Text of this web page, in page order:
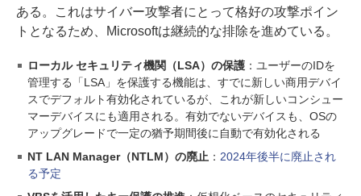
ある。これはサイバー攻撃者にとって格好の攻撃ポイン
トとなるため、Microsoftは継続的な排除を進めている。
ローカル セキュリティ機関（LSA）の保護：ユーザーのIDを
管理する「LSA」を保護する機能は、すでに新しい商用デバイ
スでデフォルト有効化されているが、これが新しいコンシュー
マーデバイスにも適用される。有効でないデバイスも、OSの
アップグレードで一定の猶予期間後に自動で有効化される
NT LAN Manager（NTLM）の廃止 ： 2024年後半に廃止され
る予定